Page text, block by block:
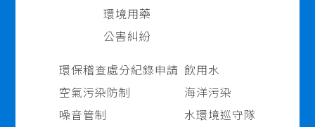
環境用藥
公害糾紛
環保稽查處分紀錄申請
空氣污染防制
噪音管制
飲用水
海洋污染
水環境巡守隊